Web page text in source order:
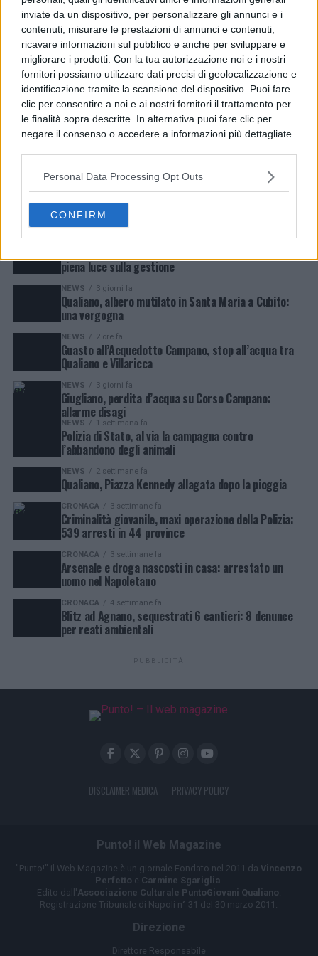
inviate da un dispositivo, per personalizzare gli annunci e i
contenuti, misurare le prestazioni di annunci e contenuti,
ricavare informazioni sul pubblico e anche per sviluppare e
migliorare i prodotti. Con la tua autorizzazione noi e i nostri
fornitori possiamo utilizzare dati precisi di geolocalizzazione e
identificazione tramite la scansione del dispositivo. Puoi fare
clic per consentire a noi e ai nostri fornitori il trattamento per
le finalità sopra descritte. In alternativa puoi fare clic per
negare il consenso o accedere a informazioni più dettagliate
possono non richiedere il tuo consenso, ma hai il diritto di
opporti a tale trattamento. Le tue preferenze si
applicheranno solo a questo sito web. Puoi modificare le tue
preferenze in qualsiasi momento ritornando su questo sito o
consultando la nostrainformativa sulla riservatezza.
Personal Data Processing Opt Outs
CONFIRM
Guasto all’Acquedotto Campano, stop all’acqua tra
Qualiano e Villaricca
POLITICA 3 ore fa
Covid, Auriemma (M5S): “La verità smentisce la
propaganda”
ENTERTAINMENT 3 ore fa
“Nemesi americana”, il nuovo thriller di Raffaele
Casolaro tra Napoli e Stati Uniti
CRONACA 3 ore fa
Rione Traiano, sequestrate una Micro Uzi e due
CRONACA 4 giorni fa
Agerola, sventata la truffa della finta rapina:
arrestato 20enne
POLITICA 4 giorni fa
Sant’Agata dé Goti , “Radici e Futuro”: dopo la festa
piena luce sulla gestione
NEWS 3 giorni fa
Qualiano, albero mutilato in Santa Maria a Cubito:
una vergogna
NEWS 2 ore fa
Guasto all’Acquedotto Campano, stop all’acqua tra
Qualiano e Villaricca
NEWS 3 giorni fa
Giugliano, perdita d’acqua su Corso Campano:
allarme disagi
NEWS 1 settimana fa
Polizia di Stato, al via la campagna contro
l’abbandono degli animali
NEWS 2 settimane fa
Qualiano, Piazza Kennedy allagata dopo la pioggia
CRONACA 3 settimane fa
Criminalità giovanile, maxi operazione della Polizia:
539 arresti in 44 province
CRONACA 3 settimane fa
Arsenale e droga nascosti in casa: arrestato un
uomo nel Napoletano
CRONACA 4 settimane fa
Blitz ad Agnano, sequestrati 6 cantieri: 8 denunce
per reati ambientali
PUBBLICITÀ
DISCLAIMER MEDICA PRIVACY POLICY
Punto! il Web Magazine
"Punto!" il Web Magazine è un giornale Fondato nel 2011 da Vincenzo
Perfetto e Carmine Sgariglia.
Edito dall'Associazione Culturale PuntoGiovani Qualiano.
Registrazione Tribunale di Napoli n° 31 del 30 marzo 2011.
Direzione
Direttore Responsabile